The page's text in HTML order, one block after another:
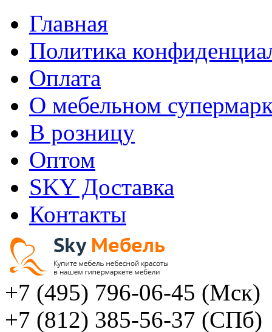
Главная
Политика
Оплата
О мебельном
В розницу
Оптом
SKY Доставка
Контакты
+7 (495) 796-06-45 (Мск)
+7 (812) 385-56-37 (СПб)